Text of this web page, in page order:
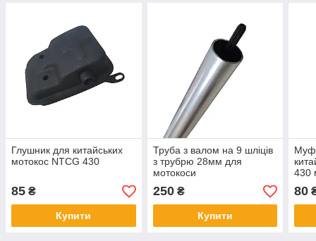
Глушник для китайських
мотокос NTCG 430
85 ₴
Купити
Труба з валом на 9 шліців
з трубрю 28мм для
мотокоси
250₴
Купити
430
80